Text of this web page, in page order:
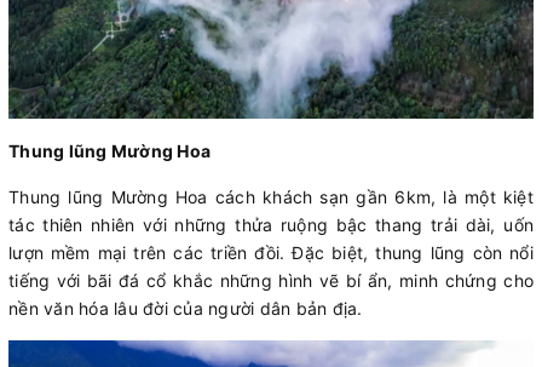
Thung lũng Mường Hoa
Thung lũng Mường Hoa cách khách sạn gần 6km, là một kiệt
tác thiên nhiên với những thửa ruộng bậc thang trải dài, uốn
lượn mềm mại trên các triền đồi. Đặc biệt, thung lũng còn nổi
tiếng với bãi đá cổ khắc những hình vẽ bí ẩn, minh chứng cho
nền văn hóa lâu đời của người dân bản địa.